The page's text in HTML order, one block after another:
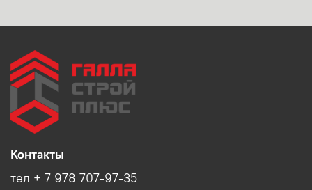
Контакты
тел + 7 978 707-97-35